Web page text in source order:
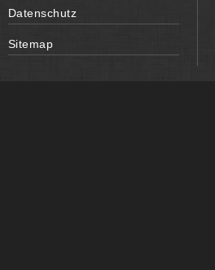
Datenschutz
Sitemap